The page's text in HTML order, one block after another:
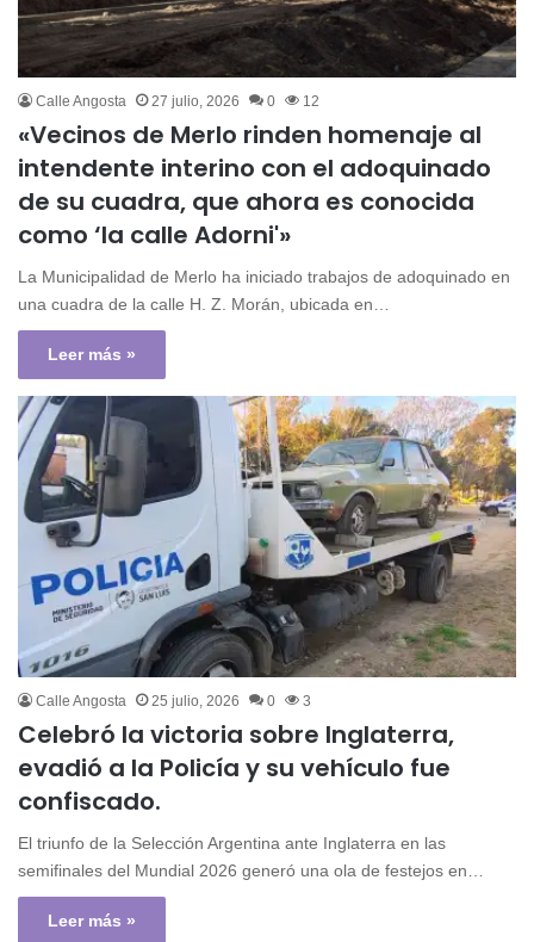
Calle Angosta 27 julio, 2026 0 12
«Vecinos de Merlo rinden homenaje al
intendente interino con el adoquinado
de su cuadra, que ahora es conocida
como ‘la calle Adorni'»
La Municipalidad de Merlo ha iniciado trabajos de adoquinado en
una cuadra de la calle H. Z. Morán, ubicada en…
Leer más »
Calle Angosta 25 julio, 2026 0 3
Celebró la victoria sobre Inglaterra,
evadió a la Policía y su vehículo fue
confiscado.
El triunfo de la Selección Argentina ante Inglaterra en las
semifinales del Mundial 2026 generó una ola de festejos en…
Leer más »